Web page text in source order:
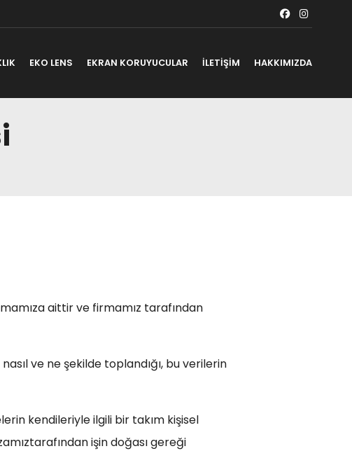
EKO LENS EKRAN KORUYUCULAR İLETİŞİM HAKKIMIZDA
aittir ve firmamız tarafından
ve ne şekilde toplandığı, bu verilerin
kendileriyle ilgili bir takım kişisel
işin doğası gereği